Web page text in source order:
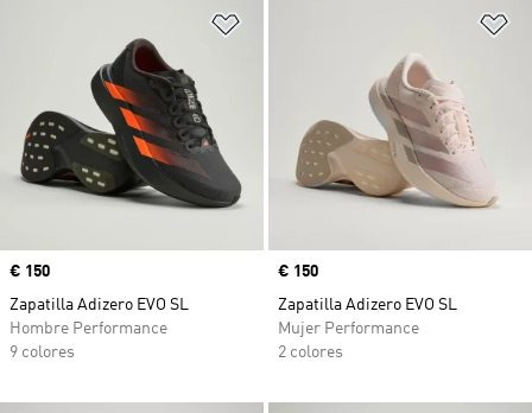
Precio
€ 150
Zapatilla Adizero EVO SL
Hombre Performance
9 colores
Precio
€ 150
Zapatilla Adizero EVO SL
Mujer Performance
2 colores